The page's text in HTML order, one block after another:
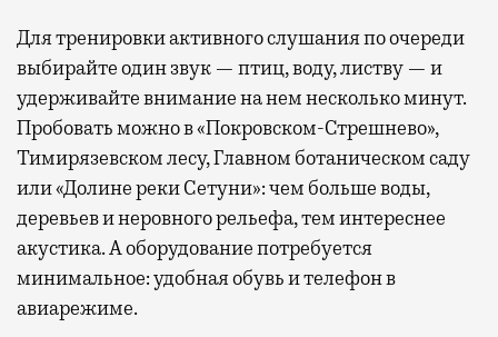
Для тренировки активного слушания по очереди
выбирайте один звук — птиц, воду, листву — и
удерживайте внимание на нем несколько минут.
Пробовать можно в «Покровском-Стрешнево»,
Тимирязевском лесу, Главном ботаническом саду
или «Долине реки Сетуни»: чем больше воды,
деревьев и неровного рельефа, тем интереснее
акустика. А оборудование потребуется
минимальное: удобная обувь и телефон в
авиарежиме.